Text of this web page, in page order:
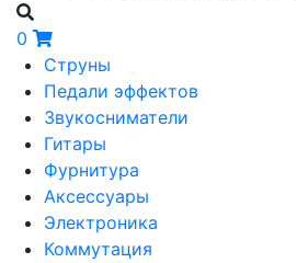
0
Струны
Педали эффектов
Звукосниматели
Гитары
Фурнитура
Аксессуары
Электроника
Коммутация